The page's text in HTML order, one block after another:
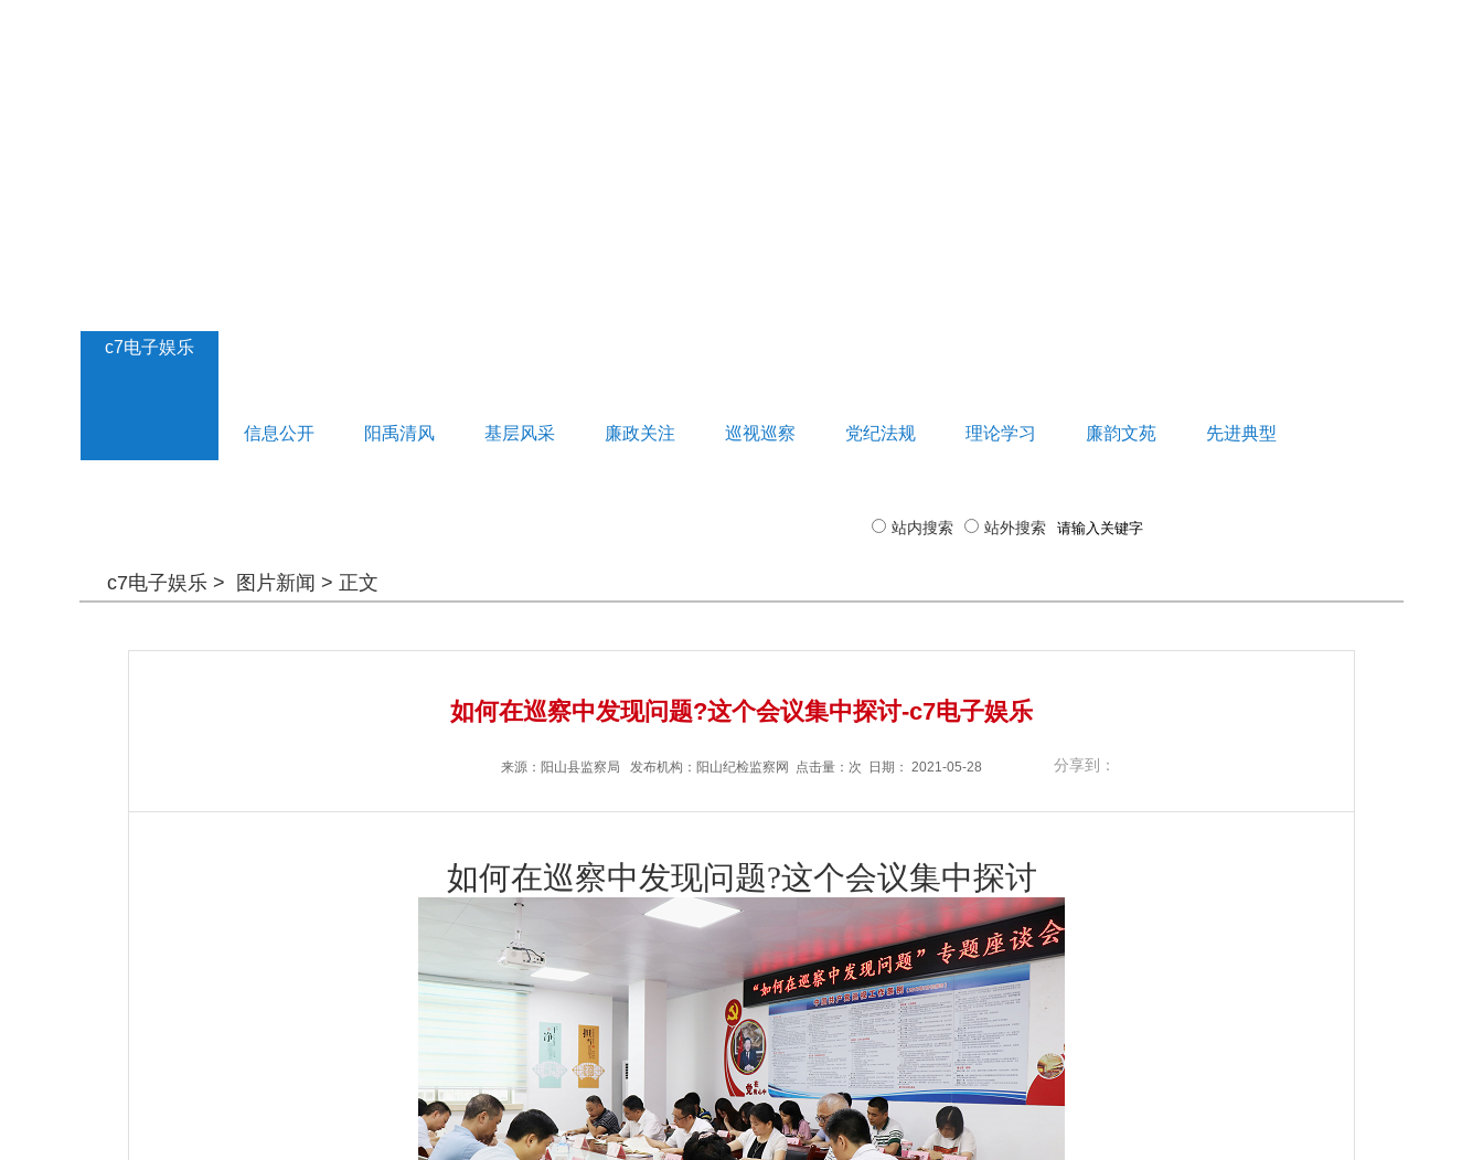
c7电子娱乐
信息公开 阳禹清风 基层风采 廉政关注 巡视巡察 党纪法规 理论学习 廉韵文苑 先进典型
站内搜索 站外搜索
c7电子娱乐 > 图片新闻 > 正文
如何在巡察中发现问题?这个会议集中探讨-c7电子娱乐
来源： 阳山县监察局 发布机构： 阳山纪检监察网 点击量：次 日期： 2021-05-28 分享到：
如何在巡察中发现问题?这个会议集中探讨